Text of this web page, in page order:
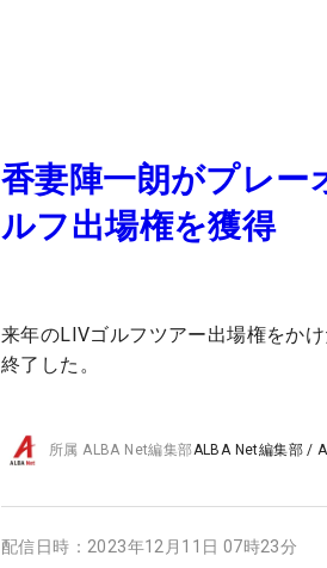
香妻陣一朗がプレ
ルフ出場権を獲得
来年のLIVゴルフツアー出場権をか
終了した。
所属ALBA Net編集部ALBA Net編集部 /
配信日時： 2023年12月11日 07時23分